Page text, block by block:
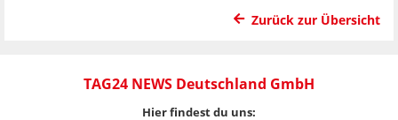
Zurück zur Übersicht
TAG24 NEWS Deutschland GmbH
Hier findest du uns: